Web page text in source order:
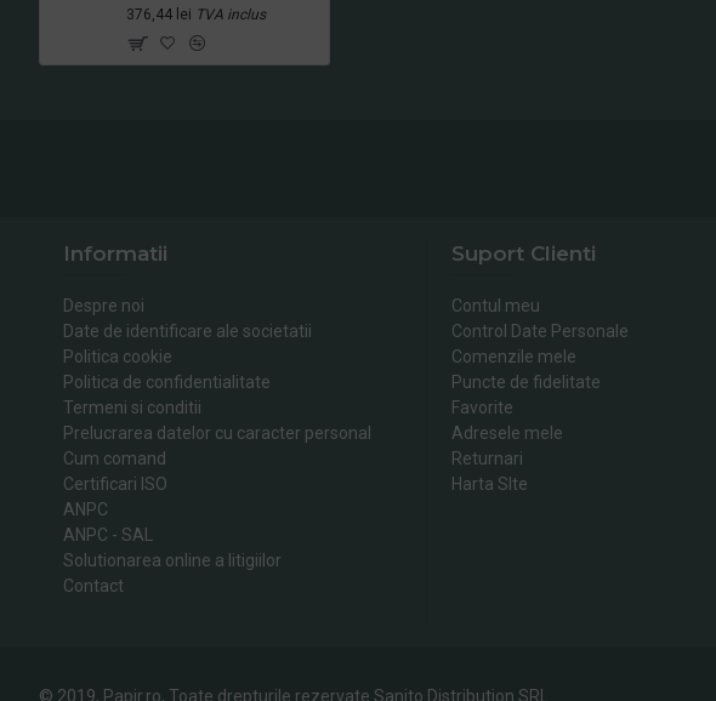
376,44 lei TVA inclus
Informatii
Despre noi
Date de identificare ale societatii
Politica cookie
Politica de confidentialitate
Termeni si conditii
Prelucrarea datelor cu caracter personal
Cum comand
Certificari ISO
ANPC
ANPC - SAL
Solutionarea online a litigiilor
Contact
Suport Clienti
Contul meu
Control Date Personale
Comenzile mele
Puncte de fidelitate
Favorite
Adresele mele
Returnari
Harta SIte
© 2019, Papir.ro, Toate drepturile rezervate Sanito Distribution SRL